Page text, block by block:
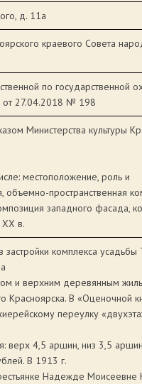
д. 11а
краевого Совета
по государственной
от 27.04.2018 № 198
Министерства культуры
местоположение, роль и
объемно-пространственная
западного фасада,
в.
комплекса усадьбы
и верхним деревянным
Красноярска. В «Оценочной
переулку
верх 4,5 аршин, низ 3,5
В 1913 г.
Надежде Моисеевне